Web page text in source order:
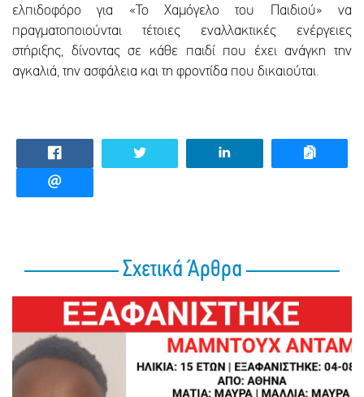
ελπιδοφόρο για «Το Χαμόγελο του Παιδιού» να
πραγματοποιούνται τέτοιες εναλλακτικές ενέργειες
στήριξης, δίνοντας σε κάθε παιδί που έχει ανάγκη την
αγκαλιά, την ασφάλεια και τη φροντίδα που δικαιούται.
Σχετικά Άρθρα